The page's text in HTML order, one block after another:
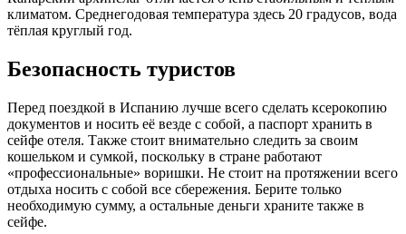
климатом. Среднегодовая температура здесь 20 градусов, вода
тёплая круглый год.
Безопасность туристов
Перед поездкой в Испанию лучше всего сделать ксерокопию
документов и носить её везде с собой, а паспорт хранить в
сейфе отеля. Также стоит внимательно следить за своим
кошельком и сумкой, поскольку в стране работают
«профессиональные» воришки. Не стоит на протяжении всего
отдыха носить с собой все сбережения. Берите только
необходимую сумму, а остальные деньги храните также в
сейфе.